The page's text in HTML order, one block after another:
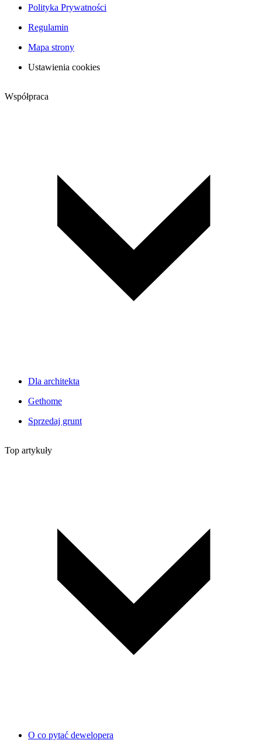
Polityka Prywatności
Regulamin
Mapa strony
Ustawienia cookies
Współpraca
Dla architekta
Gethome
Sprzedaj grunt
Top artykuły
O co pytać dewelopera